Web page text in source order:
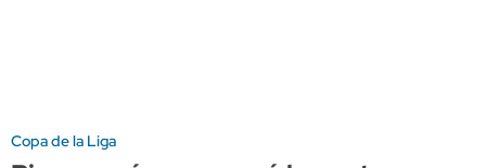
Copa de la Liga